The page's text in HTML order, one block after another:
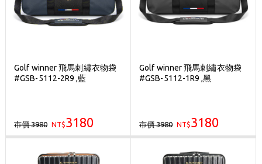
Golf winner 飛馬刺繡衣物袋
#GSB-5112-2R9 ,藍
市價 3980 NT$3180
Golf winner 飛馬刺繡衣物袋
#GSB-5112-1R9 ,黑
市價 3980 NT$3180